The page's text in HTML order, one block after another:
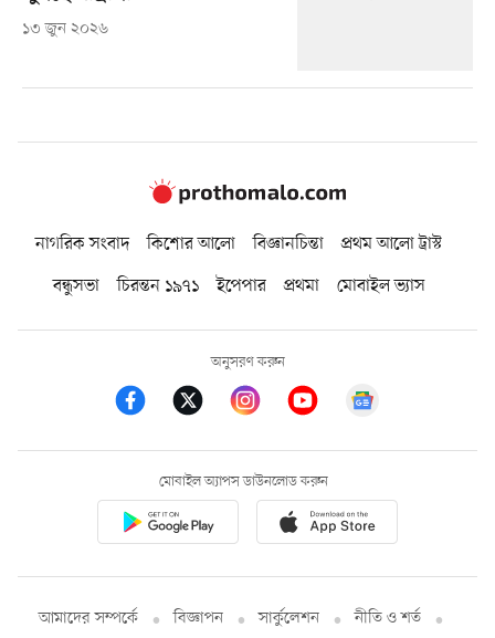
১৩ জুন ২০২৬
নাগরিক সংবাদ কিশোর আলো বিজ্ঞানচিন্তা
প্রথম আলো ট্রাস্ট
বন্ধুসভা
চিরন্তন ১৯৭১ ইপেপার প্রথমা মোবাইল ভ্যাস
অনুসরণ করুন
মোবাইল অ্যাপস ডাউনলোড করুন
আমাদের সম্পর্কে বিজ্ঞাপন সার্কুলেশন নীতি ও শর্ত